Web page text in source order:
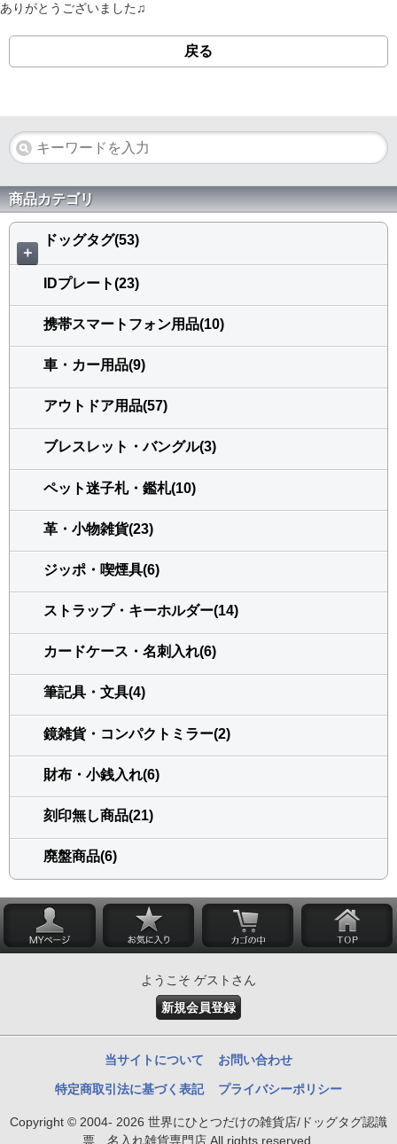
ありがとうございました♫
戻る
商品カテゴリ
＋
ドッグタグ(53)
IDプレート(23)
携帯スマートフォン用品(10)
車・カー用品(9)
アウトドア用品(57)
ブレスレット・バングル(3)
ペット迷子札・鑑札(10)
革・小物雑貨(23)
ジッポ・喫煙具(6)
ストラップ・キーホルダー(14)
カードケース・名刺入れ(6)
筆記具・文具(4)
鏡雑貨・コンパクトミラー(2)
財布・小銭入れ(6)
刻印無し商品(21)
廃盤商品(6)
ようこそ ゲストさん
新規会員登録
当サイトについて お問い合わせ
特定商取引法に基づく表記 プライバシーポリシー
Copyright © 2004- 2026 世界にひとつだけの雑貨店/ドッグタグ認識
票、名入れ雑貨専門店 All rights reserved.